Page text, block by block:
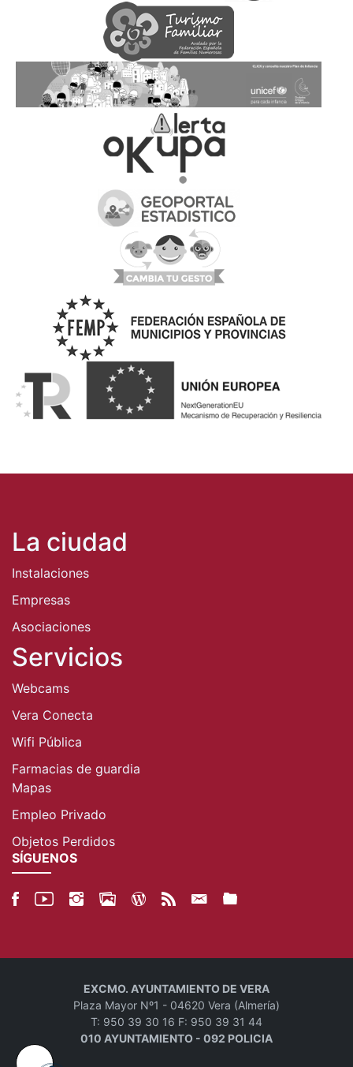
La ciudad
Instalaciones
Empresas
Asociaciones
Servicios
Webcams
Vera Conecta
Wifi Pública
Farmacias de guardia
Mapas
Empleo Privado
Objetos Perdidos
SÍGUENOS
EXCMO. AYUNTAMIENTO DE VERA
Plaza Mayor Nº1 - 04620 Vera (Almería)
T: 950 39 30 16 F: 950 39 31 44
010 AYUNTAMIENTO - 092 POLICIA